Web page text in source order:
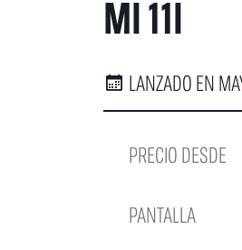
MI 11I
LANZADO EN
PRECIO DESDE
PANTALLA